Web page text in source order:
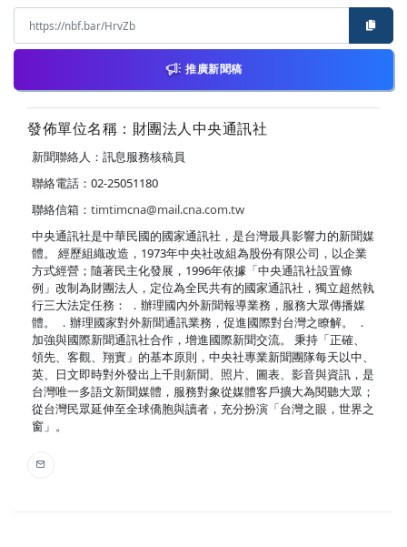
推廣新聞稿
發佈單位名稱：財團法人中央通訊社
新聞聯絡人：訊息服務核稿員
聯絡電話：02-25051180
聯絡信箱： timtimcna@mail.cna.com.tw
中央通訊社是中華民國的國家通訊社，是台灣最具影響力的新聞媒
體。 經歷組織改造，1973年中央社改組為股份有限公司，以企業
方式經營；隨著民主化發展，1996年依據「中央通訊社設置條
例」改制為財團法人，定位為全民共有的國家通訊社，獨立超然執
行三大法定任務： ．辦理國內外新聞報導業務，服務大眾傳播媒
體。 ．辦理國家對外新聞通訊業務，促進國際對台灣之瞭解。 ．
加強與國際新聞通訊社合作，增進國際新聞交流。 秉持「正確、
領先、客觀、翔實」的基本原則，中央社專業新聞團隊每天以中、
英、日文即時對外發出上千則新聞、照片、圖表、影音與資訊，是
台灣唯一多語文新聞媒體，服務對象從媒體客戶擴大為閱聽大眾；
從台灣民眾延伸至全球僑胞與讀者，充分扮演「台灣之眼，世界之
窗」。